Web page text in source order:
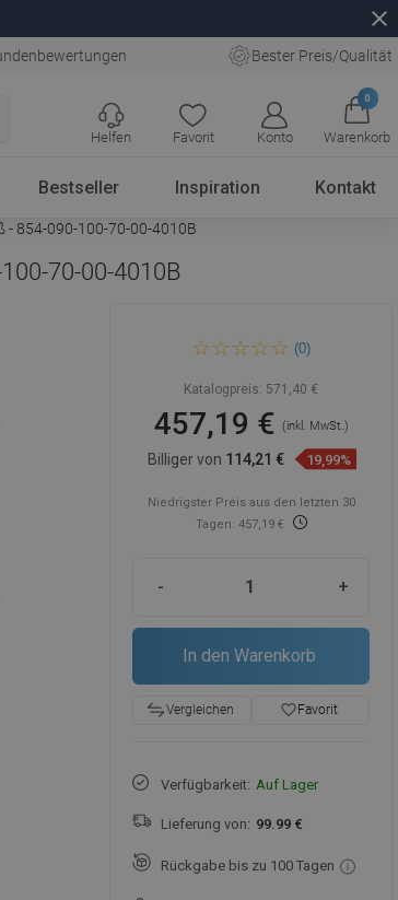
close
Bester Preis/Qualität
Favorit Konto
0
Warenkorb
Helfen
Bestseller Inspiration Kontakt
- 854-090-100-70-00-4010B
70-00-4010B
90 x 100 cm, transparent,
weiß - 854-090-100-70-00-
4010B
(0)
Katalogpreis: 571,40 €
457,19 € (inkl. MwSt.)
Billiger von 114,21 € 19,99%
Niedrigster Preis aus den letzten 30
Tagen: 457,19 €
- +
In den Warenkorb
Vergleichen favorite_borderFavorit
Verfügbarkeit: Auf Lager
Lieferung von: 99.99 €
Rückgabe bis zu 100 Tagen